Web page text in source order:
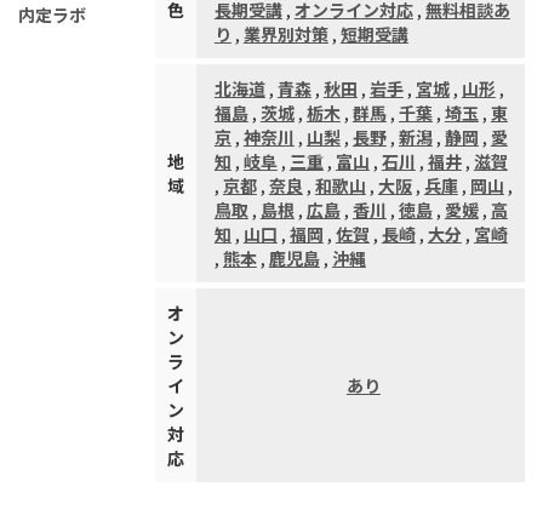
内定ラボ
色
長期受講, オンライン対応, 無料相談あ
り , 業界別対策, 短期受講
地
域
北海道, 青森, 秋田 , 岩手, 宮城, 山形 ,
福島, 茨城, 栃木, 群馬, 千葉, 埼玉 , 東
京 , 神奈川 , 山梨, 長野, 新潟, 静岡 , 愛
知 , 岐阜, 三重, 富山 , 石川 , 福井, 滋賀
, 京都, 奈良 , 和歌山 , 大阪, 兵庫, 岡山 ,
鳥取 , 島根, 広島, 香川 , 徳島, 愛媛, 高
知 , 山口 , 福岡 , 佐賀 , 長崎, 大分, 宮崎
, 熊本, 鹿児島, 沖縄
オ
ン
ラ
イ
ン
対
応
あり